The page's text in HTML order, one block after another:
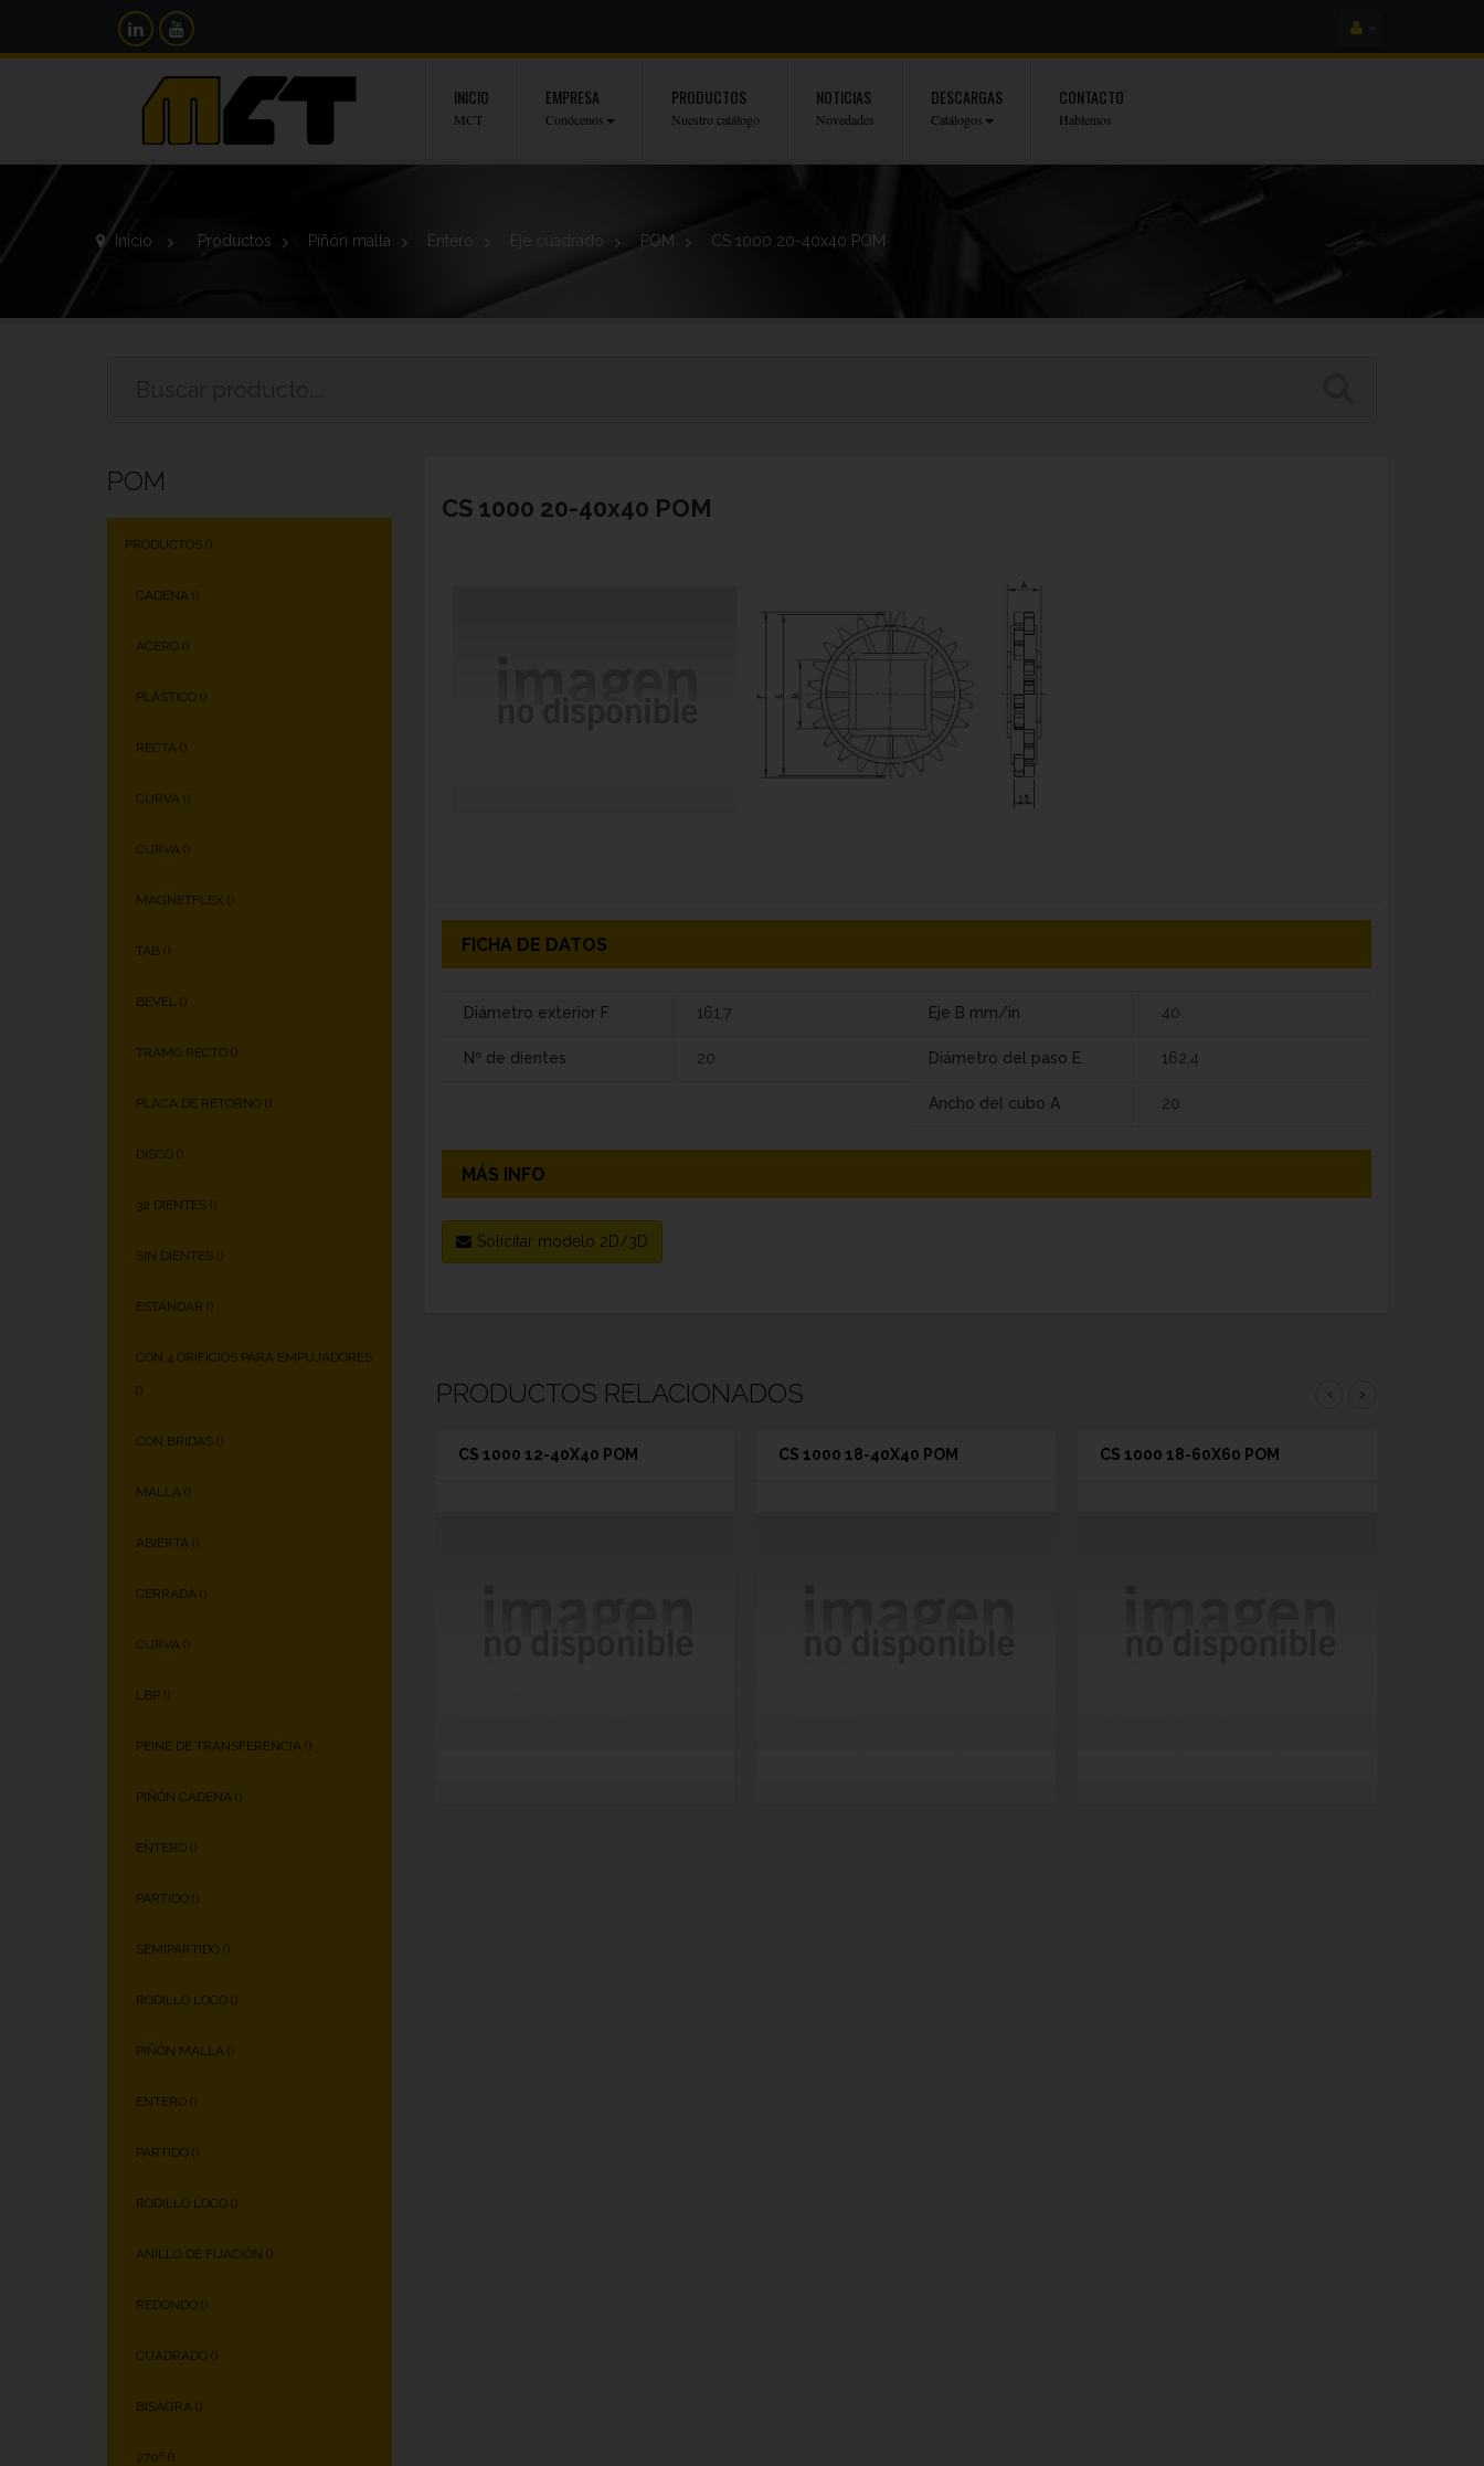
INICIO
MCT
EMPRESA
Conócenos
PRODUCTOS
Nuestro catálogo
NOTICIAS
Novedades
DESCARGAS
Catálogos
CONTACTO
Hablemos
Inicio > Productos > Piñón malla > Entero > Eje cuadrado > POM > CS 1000 20-40x40 POM
POM
PRODUCTOS ()
CADENA ()
ACERO ()
PLÁSTICO ()
RECTA ()
CURVA ()
CURVA ()
MAGNETFLEX ()
TAB ()
BEVEL ()
TRAMO RECTO ()
PLACA DE RETORNO ()
DISCO ()
32 DIENTES ()
SIN DIENTES ()
ESTÁNDAR ()
CON 4 ORIFICIOS PARA EMPUJADORES
()
CON BRIDAS ()
MALLA ()
ABIERTA ()
CERRADA ()
CURVA ()
LBP ()
PEINE DE TRANSFERENCIA ()
PIÑÓN CADENA ()
ENTERO ()
PARTIDO ()
SEMIPARTIDO ()
RODILLO LOCO ()
PIÑÓN MALLA ()
ENTERO ()
PARTIDO ()
RODILLO LOCO ()
ANILLO DE FIJACIÓN ()
REDONDO ()
CUADRADO ()
BISAGRA ()
270º ()
CS 1000 20-40x40 POM
FICHA DE DATOS
Diámetro exterior F 161,7
Nº de dientes 20
Eje B mm/in 40
Diámetro del paso E 162,4
Ancho del cubo A 20
MÁS INFO
Solicitar modelo 2D/3D
PRODUCTOS RELACIONADOS ‹ ›
CS 1000 12-40X40 POM CS 1000 18-40X40 POM CS 1000 18-60X60 POM